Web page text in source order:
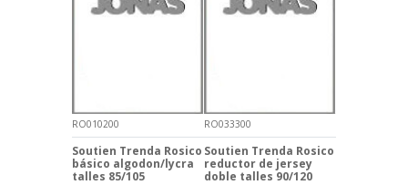
RO010200
Soutien Trenda Rosico
básico algodon/lycra
talles 85/105
RO033300
Soutien Trenda Rosico
reductor de jersey
doble talles 90/120